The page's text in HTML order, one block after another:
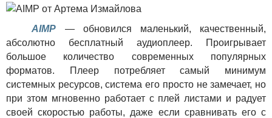
AIMP — обновился маленький, качественный,
абсолютно бесплатный аудиоплеер. Проигрывает
большое количество современных популярных
форматов. Плеер потребляет самый минимум
системных ресурсов, система его просто не замечает, но
при зтом мгновенно работает с плей листами и радует
своей скоростью работы, даже если сравнивать его с